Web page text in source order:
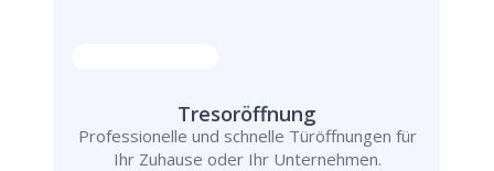
Tresoröffnung
Professionelle und schnelle Türöffnungen für
Ihr Zuhause oder Ihr Unternehmen.